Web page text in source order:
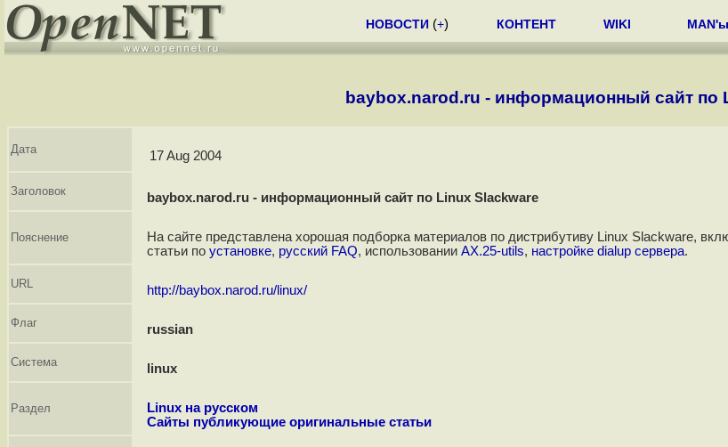
НОВОСТИ (+) КОНТЕНТ WIKI MAN'ы
baybox.narod.ru - информационный сайт по
Дата 17 Aug 2004
Заголовок baybox.narod.ru - информационный сайт по Linux Slackware
Пояснение
На сайте представлена хорошая подборка материалов по дистрибутиву Linux Slackware,
статьи по установке, русский FAQ, использовании AX.25-utils, настройке dialup сервера.
URL http://baybox.narod.ru/linux/
Флаг russian
Система linux
Раздел
Linux на русском
Сайты публикующие оригинальные статьи